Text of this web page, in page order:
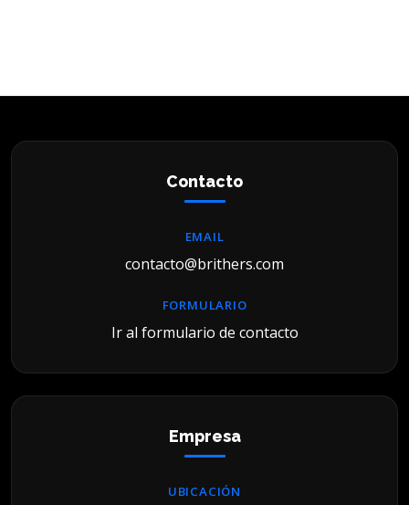
Contacto
EMAIL
contacto@brithers.com
FORMULARIO
Ir al formulario de contacto
Empresa
UBICACIÓN